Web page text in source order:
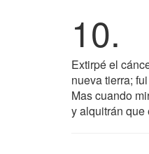
10.
Extirpé el
nueva tierra;
Mas cuando
y alquitrán